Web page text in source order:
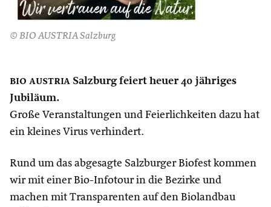
© BIO AUSTRIA Salzburg
bio austria Salzburg feiert heuer 40 jähriges
Jubiläum.
Große Veranstaltungen und Feierlichkeiten dazu hat
ein kleines Virus verhindert.
Rund um das abgesagte Salzburger Biofest kommen
wir mit einer Bio-Infotour in die Bezirke und
machen mit Transparenten auf den Biolandbau